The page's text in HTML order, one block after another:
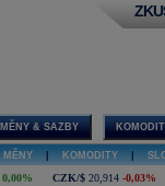
MĚNY & SAZBY
MĚNY KOMODITY
0,00% CZK/$ 20,914 -0,03%